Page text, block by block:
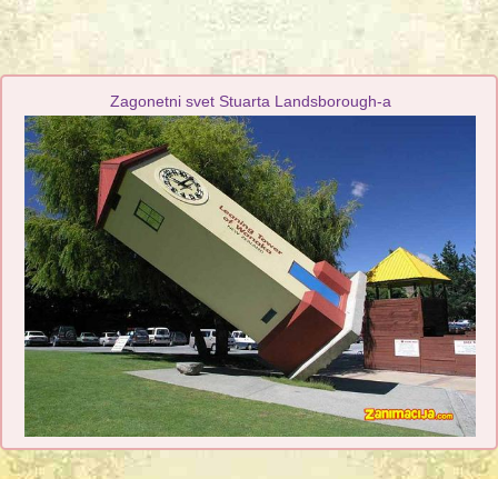
Zagonetni svet Stuarta Landsborough-a